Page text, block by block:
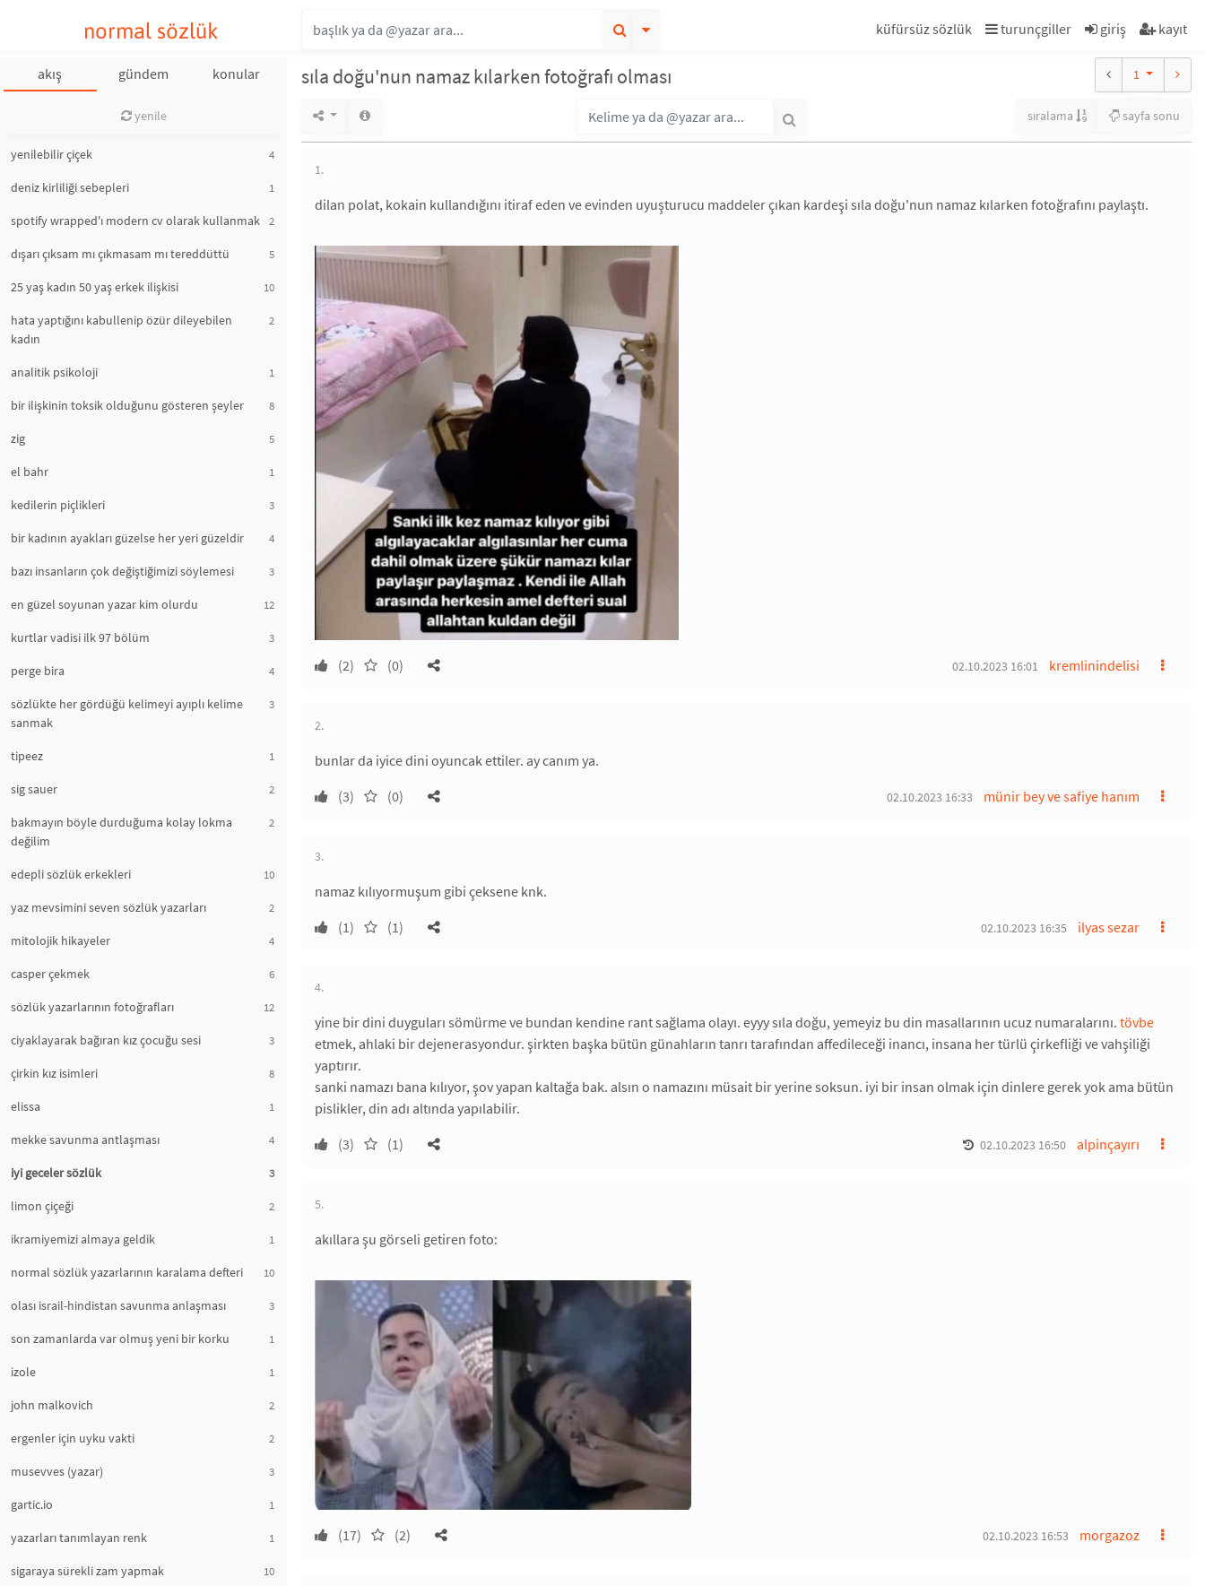
normal sözlük küfürsüz sözlük turunçgiller giriş kayıt
akış gündem konular
yenile
yenilebilir çiçek 4
deniz kirliliği sebepleri 1
spotify wrapped'ı modern cv olarak kullanmak 2
dışarı çıksam mı çıkmasam mı tereddüttü 5
25 yaş kadın 50 yaş erkek ilişkisi 10
hata yaptığını kabullenip özür dileyebilen
kadın
2
analitik psikoloji 1
bir ilişkinin toksik olduğunu gösteren şeyler 8
zig 5
el bahr 1
kedilerin piçlikleri 3
bir kadının ayakları güzelse her yeri güzeldir 4
bazı insanların çok değiştiğimizi söylemesi 3
en güzel soyunan yazar kim olurdu 12
kurtlar vadisi ilk 97 bölüm 3
perge bira 4
sözlükte her gördüğü kelimeyi ayıplı kelime
sanmak
3
tipeez 1
sig sauer 2
bakmayın böyle durduğuma kolay lokma
değilim
2
edepli sözlük erkekleri 10
yaz mevsimini seven sözlük yazarları 2
mitolojik hikayeler 4
casper çekmek 6
sözlük yazarlarının fotoğrafları 12
ciyaklayarak bağıran kız çocuğu sesi 3
çirkin kız isimleri 8
elissa 1
mekke savunma antlaşması 4
iyi geceler sözlük 3
limon çiçeği 2
ikramiyemizi almaya geldik 1
normal sözlük yazarlarının karalama defteri 10
olası israil-hindistan savunma anlaşması 3
son zamanlarda var olmuş yeni bir korku 1
izole 1
john malkovich 2
ergenler için uyku vakti 2
musevves (yazar) 3
gartic.io 1
yazarları tanımlayan renk 1
sigaraya sürekli zam yapmak 10
sıla doğu'nun namaz kılarken fotoğrafı olması 1
sıralama sayfa sonu
1.
dilan polat, kokain kullandığını itiraf eden ve evinden uyuşturucu maddeler çıkan kardeşi sıla doğu'nun namaz kılarken fotoğrafını paylaştı.
(2) (0) kremlinindelisi
02.10.2023 16:01
2.
bunlar da iyice dini oyuncak ettiler. ay canım ya.
(3)
(0) münir bey ve safiye hanım
02.10.2023 16:33
3.
namaz kılıyormuşum gibi çeksene knk.
(1)
(1) ilyas sezar
02.10.2023 16:35
4.
yine bir dini duyguları sömürme ve bundan kendine rant sağlama olayı. eyyy sıla doğu, yemeyiz bu din masallarının ucuz numaralarını. tövbe
etmek, ahlaki bir dejenerasyondur. şirkten başka bütün günahların tanrı tarafından affedileceği inancı, insana her türlü çirkefliği ve vahşiliği
yaptırır.
sanki namazı bana kılıyor, şov yapan kaltağa bak. alsın o namazını müsait bir yerine soksun. iyi bir insan olmak için dinlere gerek yok ama bütün
pislikler, din adı altında yapılabilir.
(3)
(1) alpinçayırı
02.10.2023 16:50
5.
akıllara şu görseli getiren foto:
(17) (2) morgazoz
02.10.2023 16:53